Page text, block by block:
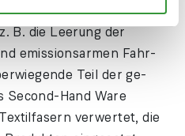
von Sozial- und Umwelt­
B. die Leerung der
emissions­armen Fahr­
Teil der ge­
Second-Hand Ware
ver­wertet, die